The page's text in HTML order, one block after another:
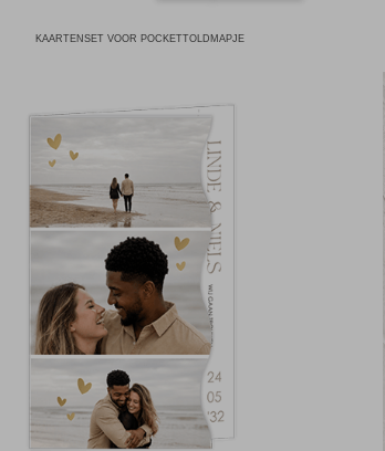
KAARTENSET VOOR POCKETTOLDMAPJE